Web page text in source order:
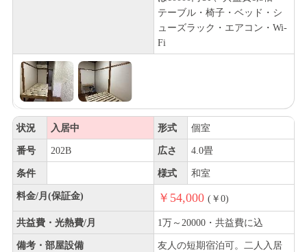
テーブル・椅子・ベッド・シ
ューズラック・エアコン・Wi-
Fi
状況 入居中 形式 個室
番号 202B 広さ 4.0畳
条件 様式 和室
料金/月(保証金) ￥54,000 (￥0)
共益費・光熱費/月 1万～20000・共益費に込
備考・部屋設備
友人の短期宿泊可。二人入居